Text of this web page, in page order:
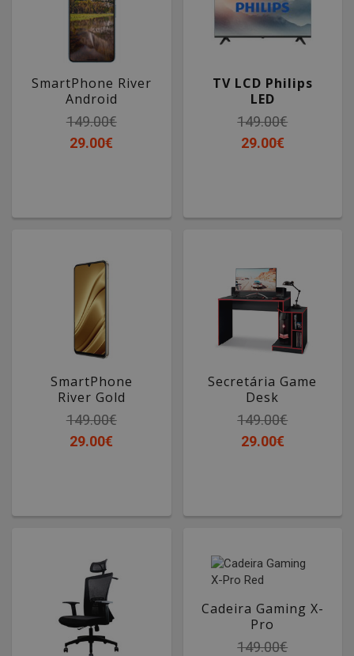
SmartPhone River
Android
149.00€
29.00€
TV LCD Philips
LED
149.00€
29.00€
SmartPhone
River Gold
149.00€
29.00€
Secretária Game
Desk
149.00€
29.00€
Cadeira Gaming X-
Pro
Red
149.00€